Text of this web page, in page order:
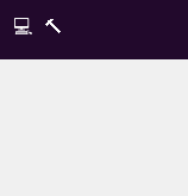
💻 🔨